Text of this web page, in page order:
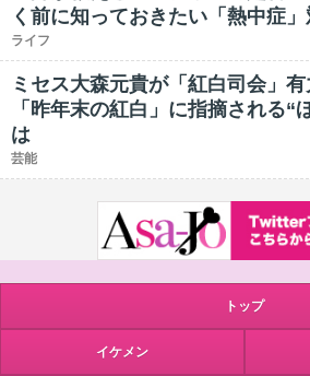
く前に知っておきたい「熱中症
ライフ
ミセス大森元貴が「紅白司会」有
「昨年末の紅白」に指摘される“
は
芸能
トップ
イケメン